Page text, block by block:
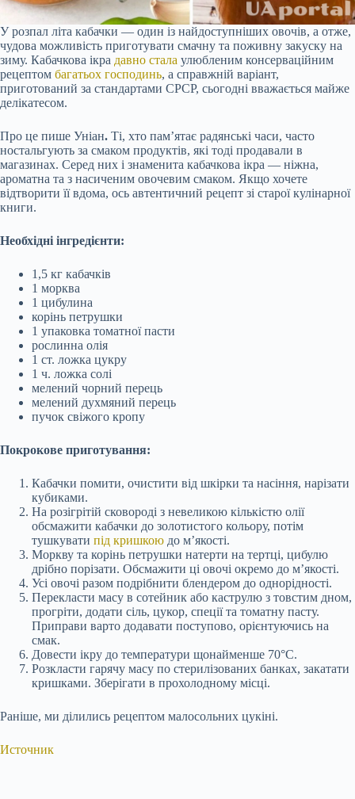
У розпал літа кабачки — один із найдоступніших овочів, а отже,
чудова можливість приготувати смачну та поживну закуску на
зиму. Кабачкова ікра давно стала улюбленим консерваційним
рецептом багатьох господинь, а справжній варіант,
приготований за стандартами СРСР, сьогодні вважається майже
делікатесом.
Про це пише Уніан. Ті, хто пам’ятає радянські часи, часто
ностальгують за смаком продуктів, які тоді продавали в
магазинах. Серед них і знаменита кабачкова ікра — ніжна,
ароматна та з насиченим овочевим смаком. Якщо хочете
відтворити її вдома, ось автентичний рецепт зі старої кулінарної
книги.
Необхідні інгредієнти:
1,5 кг кабачків
1 морква
1 цибулина
корінь петрушки
1 упаковка томатної пасти
рослинна олія
1 ст. ложка цукру
1 ч. ложка солі
мелений чорний перець
мелений духмяний перець
пучок свіжого кропу
Покрокове приготування:
Кабачки помити, очистити від шкірки та насіння, нарізати
кубиками.
На розігрітій сковороді з невеликою кількістю олії
обсмажити кабачки до золотистого кольору, потім
тушкувати під кришкою до м’якості.
Моркву та корінь петрушки натерти на тертці, цибулю
дрібно порізати. Обсмажити ці овочі окремо до м’якості.
Усі овочі разом подрібнити блендером до однорідності.
Перекласти масу в сотейник або каструлю з товстим дном,
прогріти, додати сіль, цукор, спеції та томатну пасту.
Приправи варто додавати поступово, орієнтуючись на
смак.
Довести ікру до температури щонайменше 70°C.
Розкласти гарячу масу по стерилізованих банках, закатати
кришками. Зберігати в прохолодному місці.
Раніше, ми ділились рецептом малосольних цукіні.
Источник